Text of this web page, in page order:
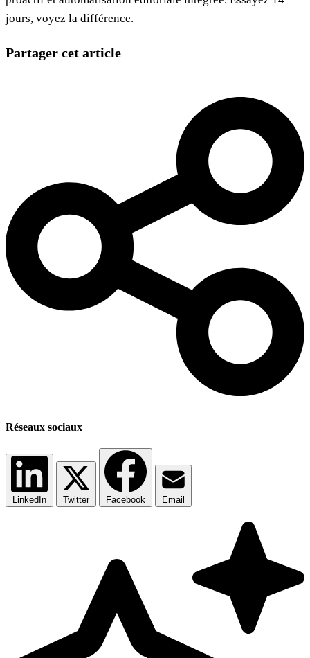
jours, voyez la différence.
Partager cet article
Réseaux sociaux
LinkedIn Twitter Facebook Email